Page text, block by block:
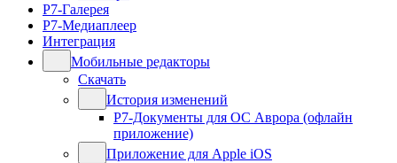
Р7-Галерея
Р7-Медиаплеер
Интеграция
Мобильные редакторы
Скачать
История изменений
Р7-Документы для ОС Аврора (офлайн
приложение)
Приложение для Apple iOS